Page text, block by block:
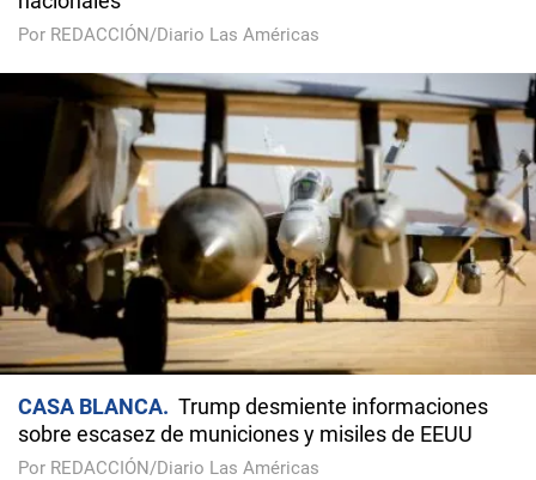
Por REDACCIÓN/Diario Las Américas
CASA BLANCA
Trump desmiente informaciones
sobre escasez de municiones y misiles de EEUU
Por REDACCIÓN/Diario Las Américas